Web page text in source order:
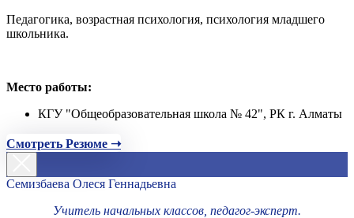
Педагогика, возрастная психология, психология младшего
школьника.
Место работы:
КГУ "Общеобразовательная школа № 42", РК г. Алматы
Смотреть Резюме ➝
Семизбаева Олеся Геннадьевна
Учитель начальных классов, педагог-эксперт.